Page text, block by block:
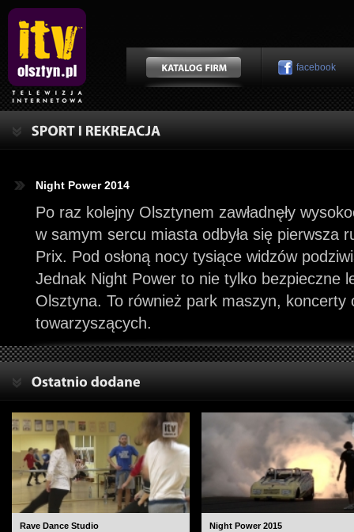
facebook
Night Power 2014
Po raz kolejny Olsztynem zawładnęły
w samym sercu miasta odbyła się pierwsza
Prix. Pod osłoną nocy tysiące widzów
Jednak Night Power to nie tylko bezpieczne
Olsztyna. To również park maszyn, koncerty
towarzyszących.
Rave Dance Studio Night Power 2015